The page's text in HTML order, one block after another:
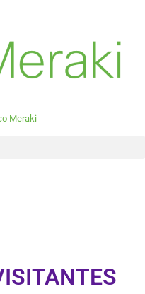
Meraki